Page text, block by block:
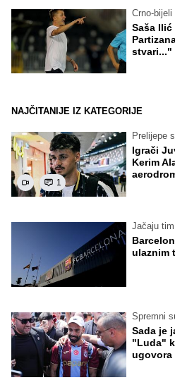
Crno-bijeli
Saša
stvari..."
NAJČITANIJE IZ KATEGORIJE
1
Prelijepe
Igrači
Kerim
Jačaju tim
ulaznim
Spremni
Sada je
"Luda"
ugovora